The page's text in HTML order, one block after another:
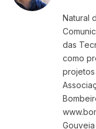
Natural
das
como
projetos